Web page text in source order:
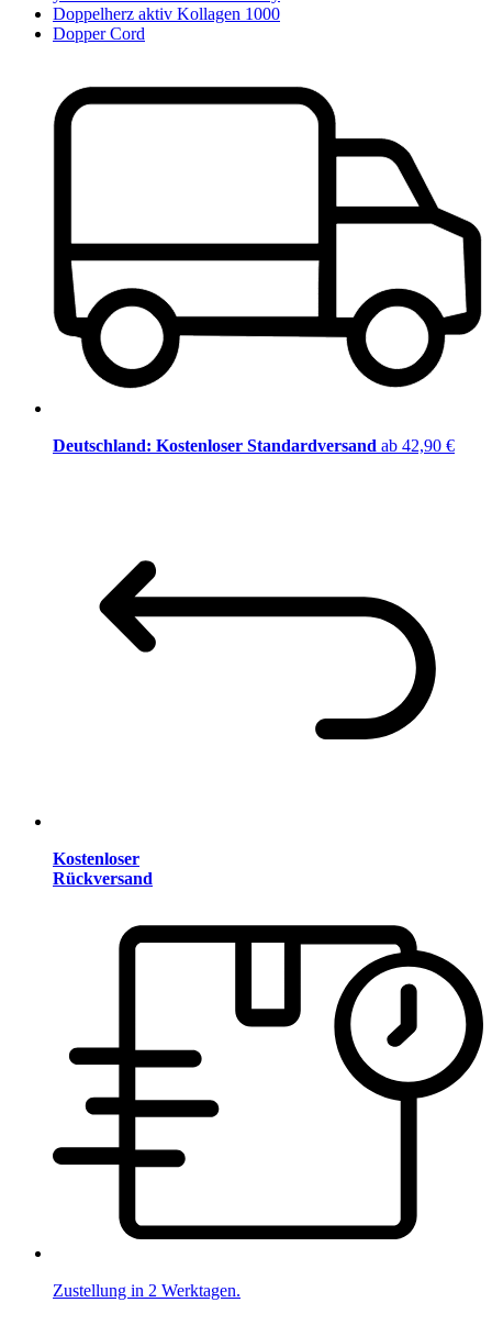
Doppelherz aktiv Kollagen 1000
Dopper Cord
Deutschland: Kostenloser Standardversand ab 42,90 €
Kostenloser
Rückversand
Zustellung in 2 Werktagen.